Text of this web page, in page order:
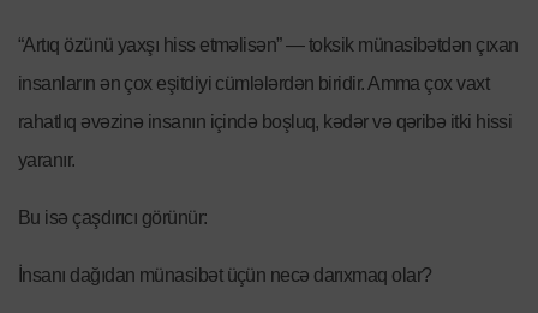
“Artıq özünü yaxşı hiss etməlisən” — toksik münasibətdən çıxan
insanların ən çox eşitdiyi cümlələrdən biridir. Amma çox vaxt
rahatlıq əvəzinə insanın içində boşluq, kədər və qəribə itki hissi
yaranır.
Bu isə çaşdırıcı görünür:
İnsanı dağıdan münasibət üçün necə darıxmaq olar?